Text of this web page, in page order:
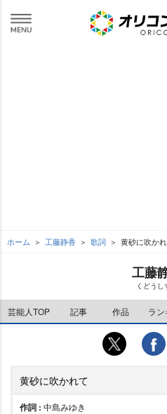
ホーム 工藤静香 歌詞 黄砂に吹か
工藤
くどうし
芸能人TOP 記事 作品 ラ
黄砂に吹かれて
作詞 : 中島みゆき